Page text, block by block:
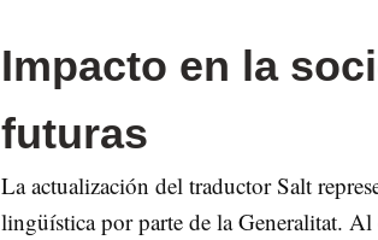
Impacto en la
futuras
La actualización del traductor Salt
lingüística por parte de la Generalitat. Al